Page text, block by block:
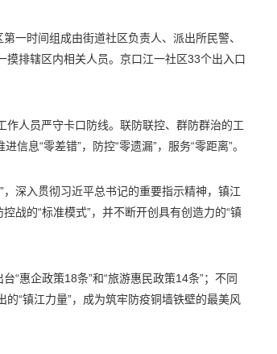
一时间组成由街道社区负责人、派出所民警、
排辖区内相关人员。京口江一社区33个出入口
人员严守卡口防线。联防联控、群防群治的工
信息“零差错”，防控“零遗漏”，服务“零距离”。
深入贯彻习近平总书记的重要指示精神，镇江
战的“标准模式”，并不断开创具有创造力的“镇
“惠企政策18条”和“旅游惠民政策14条”；不同
“镇江力量”，成为筑牢防疫铜墙铁壁的最美风